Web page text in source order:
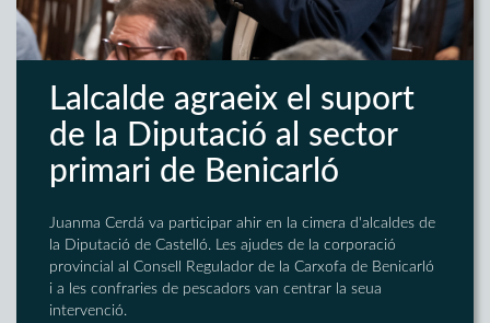
Lalcalde agraeix el suport
de la Diputació al sector
primari de Benicarló
Juanma Cerdá va participar ahir en la cimera d'alcaldes de
la Diputació de Castelló. Les ajudes de la corporació
provincial al Consell Regulador de la Carxofa de Benicarló
i a les confraries de pescadors van centrar la seua
intervenció.